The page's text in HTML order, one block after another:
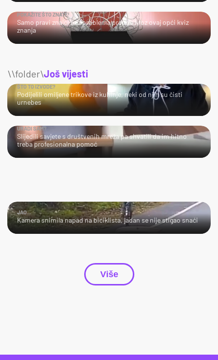
POKAŽITE ŠTO ZNATE!
Samo pravi znalci bez problema prolaze kroz ovaj opći kviz
znanja
\\folder\Još vijesti
ŠTO TO IZVODE?
Podijelili omiljene trikove iz kuhinje, neki od njih su čisti
urnebes
URADI SAM?
Slijedili savjete s društvenih mreža pa shvatili da im hitno
treba profesionalna pomoć
JAO...
Kamera snimila napad na biciklista, jadan se nije stigao snaći
Više